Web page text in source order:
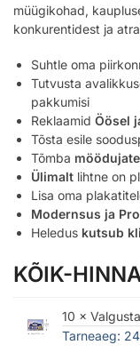
müügikohad,
konkurentidest ja
Suhtle oma
Tutvusta
pakkumisi
Reklaamid Öösel
Tõsta esile
Tõmba
Ülimalt lihtne on
Lisa oma
Modernsus ja
Heledus kutsub
KÕIK-
10 ×
Tarneaeg: